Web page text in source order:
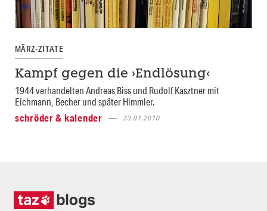
MÄRZ-ZITATE
Kampf gegen die ›Endlösung‹
1944 verhandelten Andreas Biss und Rudolf Kasztner mit
Eichmann, Becher und später Himmler.
schröder & kalender
23.01.2010